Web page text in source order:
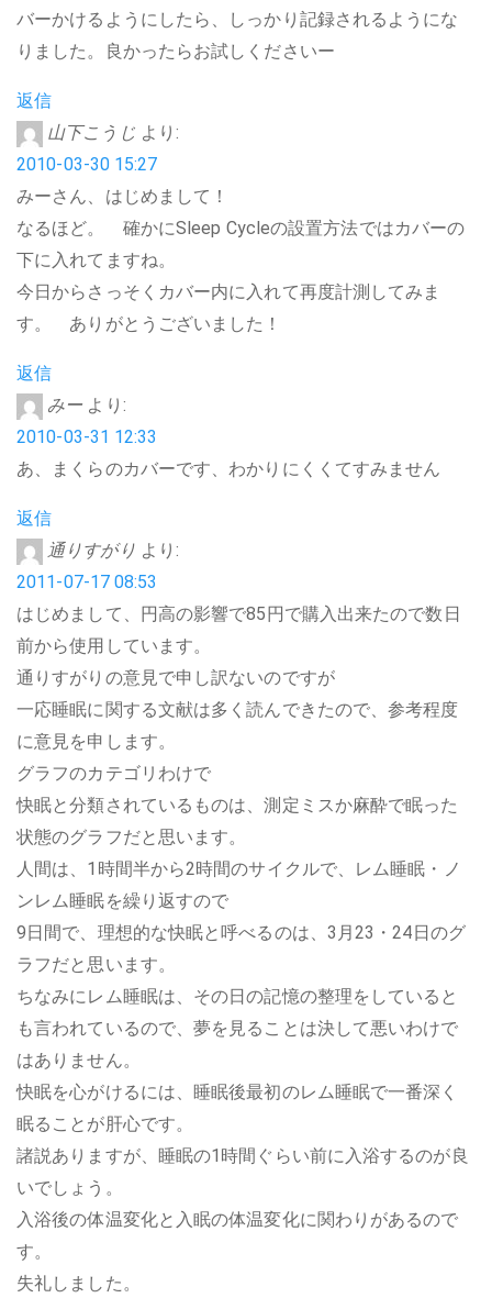
バーかけるようにしたら、しっかり記録されるようにな
りました。良かったらお試しくださいー
返信
山下こうじ より:
2010-03-30 15:27
みーさん、はじめまして！
なるほど。 確かにSleep Cycleの設置方法ではカバーの
下に入れてますね。
今日からさっそくカバー内に入れて再度計測してみま
す。 ありがとうございました！
返信
みー より:
2010-03-31 12:33
あ、まくらのカバーです、わかりにくくてすみません
返信
通りすがり より:
2011-07-17 08:53
はじめまして、円高の影響で85円で購入出来たので数日
前から使用しています。
通りすがりの意見で申し訳ないのですが
一応睡眠に関する文献は多く読んできたので、参考程度
に意見を申します。
グラフのカテゴリわけで
快眠と分類されているものは、測定ミスか麻酔で眠った
状態のグラフだと思います。
人間は、1時間半から2時間のサイクルで、レム睡眠・ノ
ンレム睡眠を繰り返すので
9日間で、理想的な快眠と呼べるのは、3月23・24日のグ
ラフだと思います。
ちなみにレム睡眠は、その日の記憶の整理をしていると
も言われているので、夢を見ることは決して悪いわけで
はありません。
快眠を心がけるには、睡眠後最初のレム睡眠で一番深く
眠ることが肝心です。
諸説ありますが、睡眠の1時間ぐらい前に入浴するのが良
いでしょう。
入浴後の体温変化と入眠の体温変化に関わりがあるので
す。
失礼しました。